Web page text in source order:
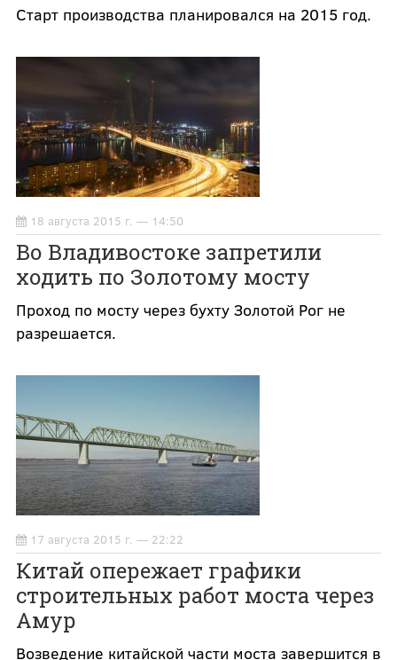
Старт производства планировался на 2015 год.
18 августа 2015 г. — 14:50
Во Владивостоке запретили
ходить по Золотому мосту
Проход по мосту через бухту Золотой Рог не
разрешается.
17 августа 2015 г. — 22:22
Китай опережает графики
строительных работ моста через
Амур
Возведение китайской части моста завершится в